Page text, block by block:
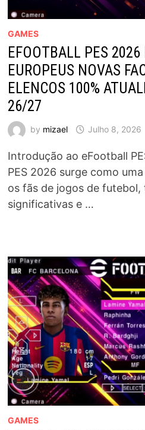
GAMES
EFOOTBALL PES 2026
EUROPEUS NOVAS
ELENCOS 100%
26/27
by mizael Julho 8, 2026
Introdução ao eFootball
PES 2026 surge como
os fãs de jogos de
significativas e …
GAMES